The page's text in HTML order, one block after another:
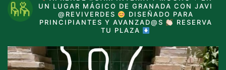
UN LUGAR MÁGICO DE GRANADA CON JAVI
@REVIVERDES
DISEÑADO PARA
PRINCIPIANTES Y AVANZAD@S
RESERVA
TU PLAZA